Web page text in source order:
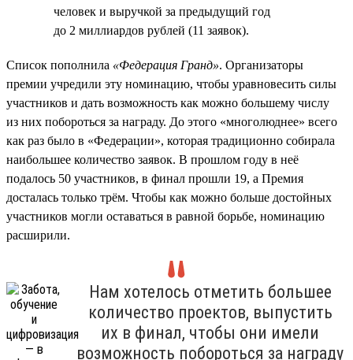
человек и выручкой за предыдущий год
до 2 миллиардов рублей (11 заявок).
Список пополнила «Федерация Гранд». Организаторы
премии учредили эту номинацию, чтобы уравновесить силы
участников и дать возможность как можно большему числу
из них побороться за награду. До этого «многолюднее» всего
как раз было в «Федерации», которая традиционно собирала
наибольшее количество заявок. В прошлом году в неё
подалось 50 участников, в финал прошли 19, а Премия
досталась только трём. Чтобы как можно больше достойных
участников могли оставаться в равной борьбе, номинацию
расширили.
Нам хотелось отметить большее
количество проектов, выпустить
их в финал, чтобы они имели
возможность побороться за награду